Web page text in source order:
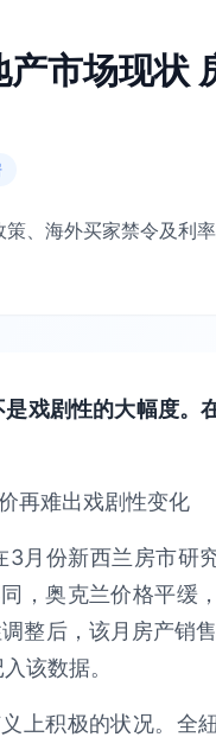
市场现状
、海外买家禁令及利
戏剧性的大幅度。
月份新西兰房市研
，奥克兰价格平缓
整后，该月房产销
该数据。
上积极的状况。全